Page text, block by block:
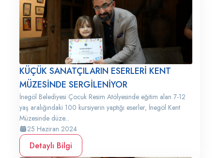
KÜÇÜK SANATÇILARIN ESERLERİ KENT
MÜZESİNDE SERGİLENİYOR
İnegöl Belediyesi Çocuk Resim Atölyesinde eğitim alan 7-12
yaş aralığındaki 100 kursiyerin yaptığı eserler, İnegöl Kent
Müzesinde düze...
25 Haziran 2024
Detaylı Bilgi